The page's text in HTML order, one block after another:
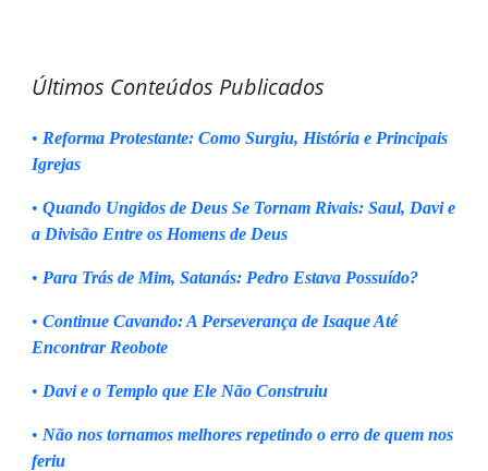
Últimos Conteúdos Publicados
• Reforma Protestante: Como Surgiu, História e Principais
Igrejas
• Quando Ungidos de Deus Se Tornam Rivais: Saul, Davi e
a Divisão Entre os Homens de Deus
• Para Trás de Mim, Satanás: Pedro Estava Possuído?
• Continue Cavando: A Perseverança de Isaque Até
Encontrar Reobote
• Davi e o Templo que Ele Não Construiu
• Não nos tornamos melhores repetindo o erro de quem nos
feriu